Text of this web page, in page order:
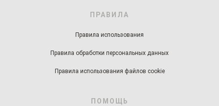
ПРАВИЛА
Правила использования
Правила обработки персональных данных
Правила использования файлов cookie
ПОМОЩЬ